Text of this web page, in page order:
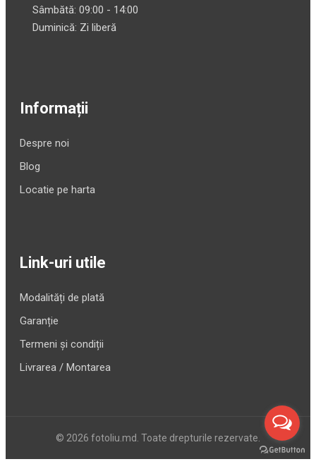
Sâmbătă: 09:00 - 14:00
Duminică: Zi liberă
Informații
Despre noi
Blog
Locatie pe harta
Link-uri utile
Modalități de plată
Garanție
Termeni și condiții
Livrarea / Montarea
© 2026 fotoliu.md. Toate drepturile rezervate.